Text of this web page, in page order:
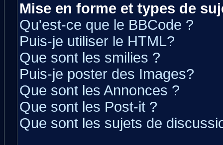
Mise en forme et types de
Qu'est-ce que le BBCode ?
Puis-je utiliser le HTML?
Que sont les smilies ?
Puis-je poster des Images?
Que sont les Annonces ?
Que sont les Post-it ?
Que sont les sujets de